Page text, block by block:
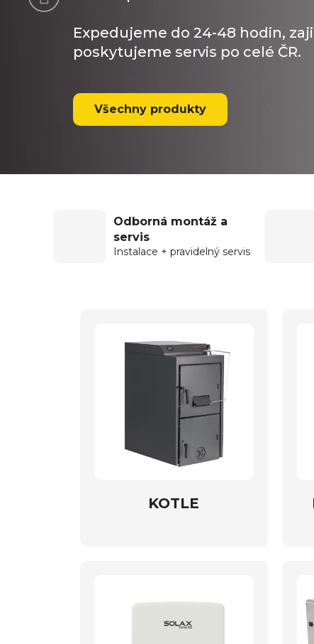
Expedujeme do 24-48 hodin,
poskytujeme servis po celé ČR.
Všechny produkty
Odborná montáž a
servis
Instalace + pravidelný servis
KOTLE